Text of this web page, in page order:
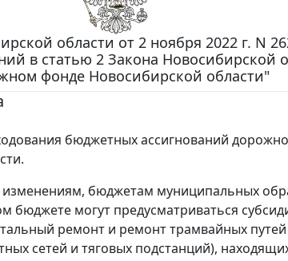
области от 2 ноября 2022 г. N
в статью 2 Закона Новосибирской
фонде Новосибирской области"
бюджетных ассигнований
бюджетам муниципальных
бюджете могут предусматриваться
ремонт и ремонт трамвайных путей
сетей и тяговых подстанций),